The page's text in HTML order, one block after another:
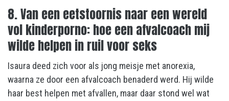
8. Van een eetstoornis naar een wereld
vol kinderporno: hoe een afvalcoach mij
wilde helpen in ruil voor seks
Isaura deed zich voor als jong meisje met anorexia,
waarna ze door een afvalcoach benaderd werd. Hij wilde
haar best helpen met afvallen, maar daar stond wel wat